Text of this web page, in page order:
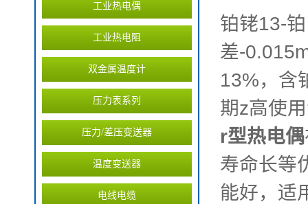
工业热电偶
工业热电阻
双金属温度计
压力表系列
压力/差压变送器
温度变送器
电线电缆
铂铑13-
差-
13%，含
期z高使
r型热电偶
寿命长等
能好，适